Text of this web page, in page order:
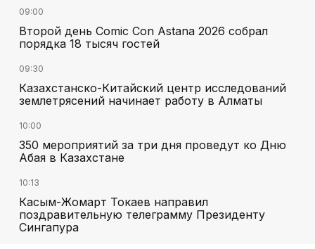
09:00
Второй день Comic Con Astana 2026 собрал
порядка 18 тысяч гостей
09:30
Казахстанско-Китайский центр исследований
землетрясений начинает работу в Алматы
10:00
350 мероприятий за три дня проведут ко Дню
Абая в Казахстане
10:13
Касым-Жомарт Токаев направил
поздравительную телеграмму Президенту
Сингапура